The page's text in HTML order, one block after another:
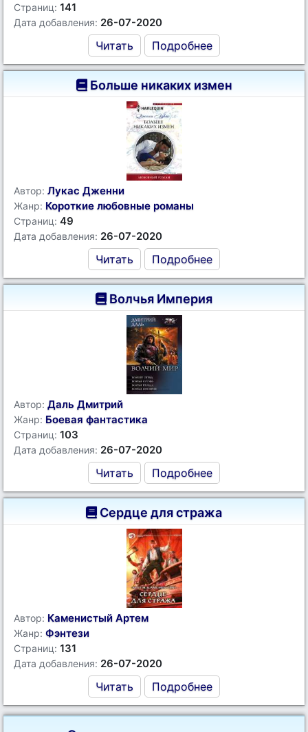
Страниц: 141
Дата добавления: 26-07-2020
Читать Подробнее
Больше никаких измен
Автор: Лукас Дженни
Жанр: Короткие любовные романы
Страниц: 49
Дата добавления: 26-07-2020
Читать Подробнее
Волчья Империя
Автор: Даль Дмитрий
Жанр: Боевая фантастика
Страниц: 103
Дата добавления: 26-07-2020
Читать Подробнее
Сердце для стража
Автор: Каменистый Артем
Жанр: Фэнтези
Страниц: 131
Дата добавления: 26-07-2020
Читать Подробнее